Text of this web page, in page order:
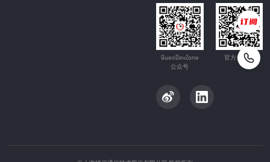
QuecDevZone
公众号
官方公众号